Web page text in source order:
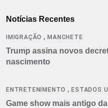
Notícias Recentes
IMIGRAÇÃO ,MANCHETE
Trump assina novos
nascimento
ENTRETENIMENTO ,ESTADOS
Game show mais antigo